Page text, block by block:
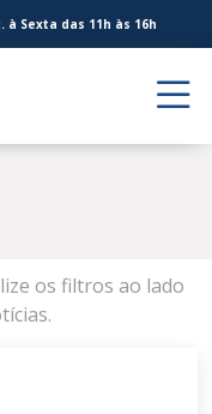
à Sexta das 11h às 16h
os filtros ao lado